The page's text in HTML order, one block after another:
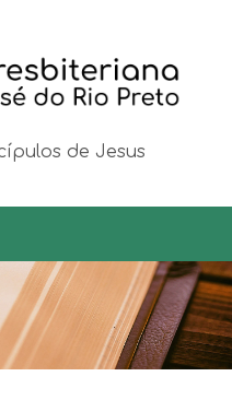
de Jesus